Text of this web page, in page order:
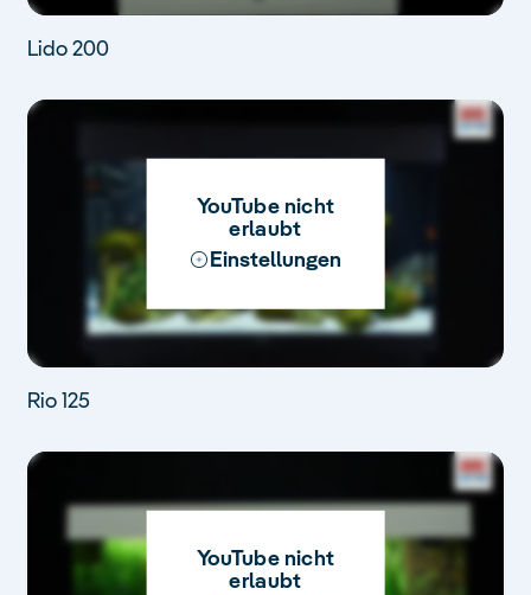
Lido 200
YouTube nicht
erlaubt
Einstellungen
Rio 125
YouTube nicht
erlaubt